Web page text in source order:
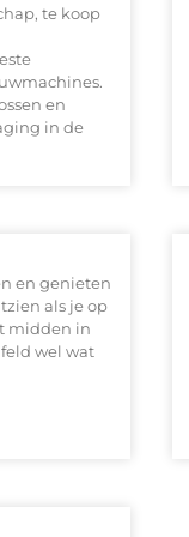
te koop
en
in de
en genieten
als je op
midden in
wel wat